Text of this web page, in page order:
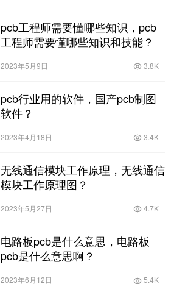
pcb工程师需要懂哪些知识，pcb
工程师需要懂哪些知识和技能？
2023年5月9日 3.8K
pcb行业用的软件，国产pcb制图
软件？
2023年4月18日 3.4K
无线通信模块工作原理，无线通信
模块工作原理图？
2023年5月27日 4.7K
电路板pcb是什么意思，电路板
pcb是什么意思啊？
2023年6月12日 5.4K